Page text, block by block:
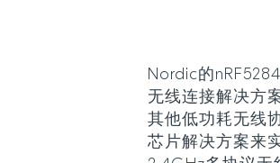
Nordic的
无线连接解决方
其他低功耗无线
芯片解决方案来